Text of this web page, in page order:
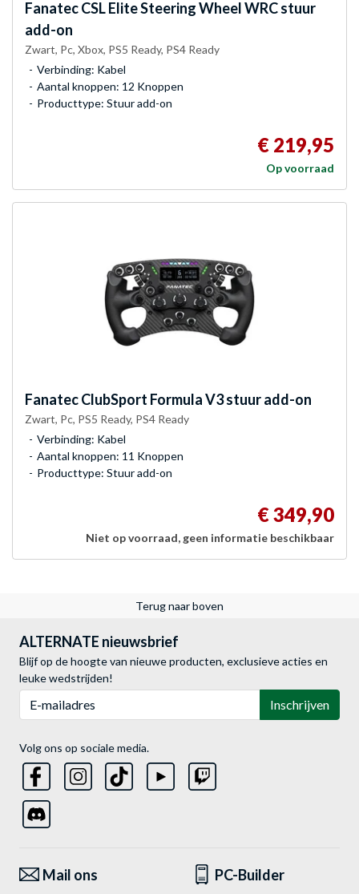
FanatecCSL Elite Steering Wheel WRC stuur
add-on
Zwart, Pc, Xbox, PS5 Ready, PS4 Ready
Verbinding: Kabel
Aantal knoppen: 12 Knoppen
Producttype: Stuur add-on
€ 219,95
Op voorraad
FanatecClubSport Formula V3 stuur add-on
Zwart, Pc, PS5 Ready, PS4 Ready
Verbinding: Kabel
Aantal knoppen: 11 Knoppen
Producttype: Stuur add-on
€ 349,90
Niet op voorraad, geen informatie beschikbaar
Terug naar boven
ALTERNATE nieuwsbrief
Blijf op de hoogte van nieuwe producten, exclusieve acties en
leuke wedstrijden!
E-mailadres
Inschrijven
Volg ons op sociale media.
Mail ons PC-Builder